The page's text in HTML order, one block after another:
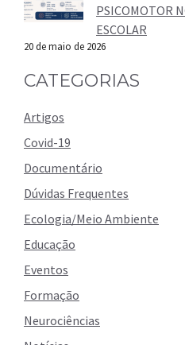
PSICOMOTOR
ESCOLAR
20 de maio de 2026
CATEGORIAS
Artigos
Covid-19
Documentário
Dúvidas Frequentes
Ecologia/Meio Ambiente
Educação
Eventos
Formação
Neurociências